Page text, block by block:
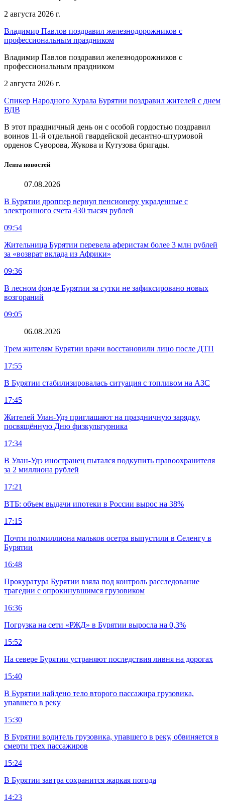
2 августа 2026 г.
Владимир Павлов поздравил железнодорожников с
профессиональным праздником
Владимир Павлов поздравил железнодорожников с
профессиональным праздником
2 августа 2026 г.
Спикер Народного Хурала Бурятии поздравил жителей с днем
ВДВ
В этот праздничный день он с особой гордостью поздравил
воинов 11-й отдельной гвардейской десантно-штурмовой
орденов Суворова, Жукова и Кутузова бригады.
Лента новостей
07.08.2026
В Бурятии дроппер вернул пенсионеру украденные с
электронного счета 430 тысяч рублей
09:54
Жительница Бурятии перевела аферистам более 3 млн рублей
за «возврат вклада из Африки»
09:36
В лесном фонде Бурятии за сутки не зафиксировано новых
возгораний
09:05
06.08.2026
Трем жителям Бурятии врачи восстановили лицо после ДТП
17:55
В Бурятии стабилизировалась ситуация с топливом на АЗС
17:45
Жителей Улан-Удэ приглашают на праздничную зарядку,
посвящённую Дню физкультурника
17:34
В Улан-Удэ иностранец пытался подкупить правоохранителя
за 2 миллиона рублей
17:21
ВТБ: объем выдачи ипотеки в России вырос на 38%
17:15
Почти полмиллиона мальков осетра выпустили в Селенгу в
Бурятии
16:48
Прокуратура Бурятии взяла под контроль расследование
трагедии с опрокинувшимся грузовиком
16:36
Погрузка на сети «РЖД» в Бурятии выросла на 0,3%
15:52
На севере Бурятии устраняют последствия ливня на дорогах
15:40
В Бурятии найдено тело второго пассажира грузовика,
упавшего в реку
15:30
В Бурятии водитель грузовика, упавшего в реку, обвиняется в
смерти трех пассажиров
15:24
В Бурятии завтра сохранится жаркая погода
14:23